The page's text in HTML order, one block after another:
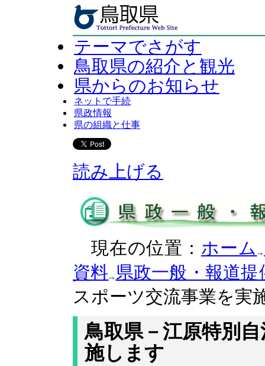
テーマでさがす
鳥取県の紹介と観光
県からのお知らせ
ネットで手続
県政情報
県の組織と仕事
読み上げる
現在の位置： ホーム
資料 県政一般・報道提
スポーツ交流事業を実
鳥取県－江原特別
施します